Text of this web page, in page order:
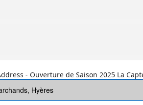
- Ouverture de Saison 2025 La